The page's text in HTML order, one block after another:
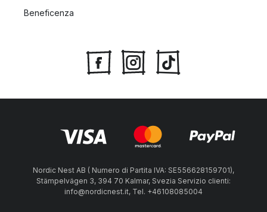
Beneficenza
Nordic Nest AB ( Numero di Partita IVA: SE556628159701),
Stämpelvägen 3, 394 70 Kalmar, Svezia Servizio clienti:
info@nordicnest.it, Tel. +46108085004